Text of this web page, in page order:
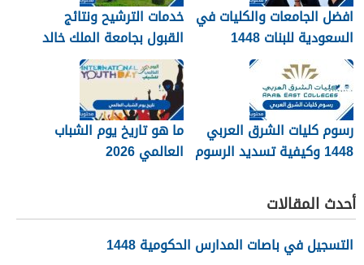
افضل الجامعات والكليات في
السعودية للبنات 1448
خدمات الترشيح ونتائج
القبول بجامعة الملك خالد
1448
رسوم كليات الشرق العربي
1448 وكيفية تسديد الرسوم
ما هو تاريخ يوم الشباب
العالمي 2026
أحدث المقالات
التسجيل في باصات المدارس الحكومية 1448